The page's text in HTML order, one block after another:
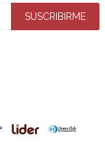
SUSCRIBIRME